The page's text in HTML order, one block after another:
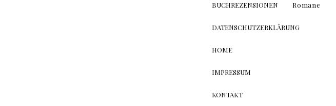
BUCHREZENSIONEN
DATENSCHUTZERKLÄRUNG
HOME
IMPRESSUM
KONTAKT
Romane